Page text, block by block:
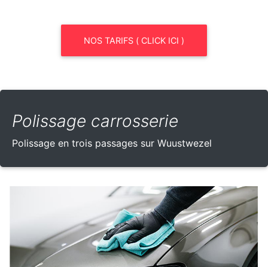
NOS TARIFS ( CLICK ICI )
Polissage carrosserie
Polissage en trois passages sur Wuustwezel